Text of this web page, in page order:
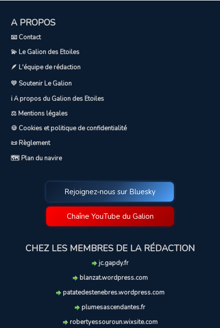
A PROPOS
📧 Contact
💫 Le Galion des Etoiles
🪶 L'équipe de rédaction
💛 Soutenir Le Galion
ℹ️ A propos du Galion des Etoiles
⚖️ Mentions légales
🍪 Cookies et politique de confidentialité
📜 Règlement
🗺️ Plan du navire
Rejoignez-nous sur Bluesky
Chaîne YouTube du Galion
CHEZ LES MEMBRES DE LA RÉDACTION
jc.gapdy.fr
blanzat.wordpress.com
patatedestenebres.wordpress.com
plumesascendantes.fr
robertyessouroun.wixsite.com